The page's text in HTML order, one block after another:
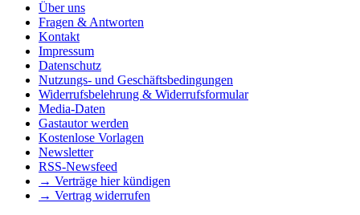
Über uns
Fragen & Antworten
Kontakt
Impressum
Datenschutz
Nutzungs- und Geschäftsbedingungen
Widerrufsbelehrung & Widerrufsformular
Media-Daten
Gastautor werden
Kostenlose Vorlagen
Newsletter
RSS-Newsfeed
→ Verträge hier kündigen
→ Vertrag widerrufen